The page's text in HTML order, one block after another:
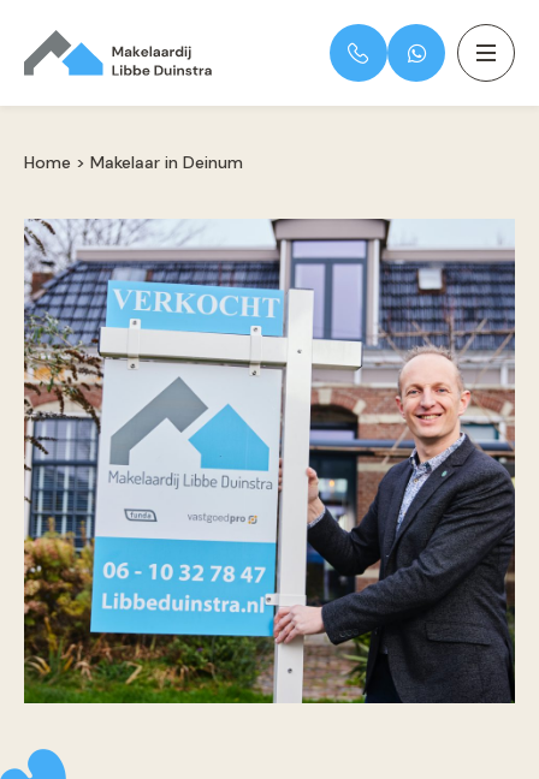
Home > Makelaar in Deinum